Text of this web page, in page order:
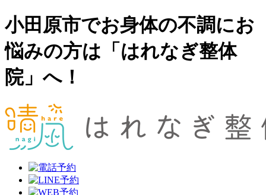
小田原市でお身体の不調にお
悩みの方は「はれなぎ整体
院」へ！